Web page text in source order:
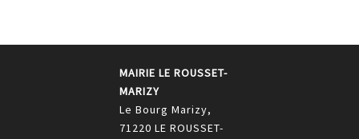
MAIRIE LE ROUSSET-
MARIZY
Le Bourg Marizy,
71220 LE ROUSSET-